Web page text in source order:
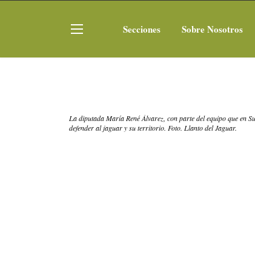
Secciones Sobre Nosotros
La diputada María René Álvarez, con parte del equipo que en
defender al jaguar y su territorio. Foto. Llanto del Jaguar.